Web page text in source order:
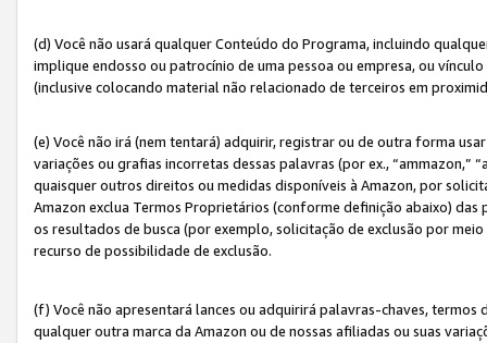
(d) Você não usará qualquer Conteúdo do Programa, incluindo
implique endosso ou patrocínio de uma pessoa ou empresa, ou
(inclusive colocando material não relacionado de terceiros em
(e) Você não irá (nem tentará) adquirir, registrar ou de outra forma
variações ou grafias incorretas dessas palavras (por ex., “ammazon,”
quaisquer outros direitos ou medidas disponíveis à Amazon, por
Amazon exclua Termos Proprietários (conforme definição abaixo)
os resultados de busca (por exemplo, solicitação de exclusão por
recurso de possibilidade de exclusão.
(f) Você não apresentará lances ou adquirirá palavras-chaves,
qualquer outra marca da Amazon ou de nossas afiliadas ou suas